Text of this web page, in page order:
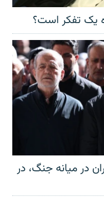
یک تفکر است؟
در میانه جنگ، در